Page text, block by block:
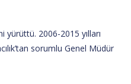
yürüttü. 2006-2015 yılları
sorumlu Genel Müdür